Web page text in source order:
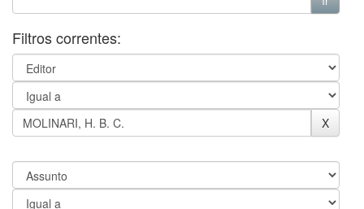
Filtros correntes: